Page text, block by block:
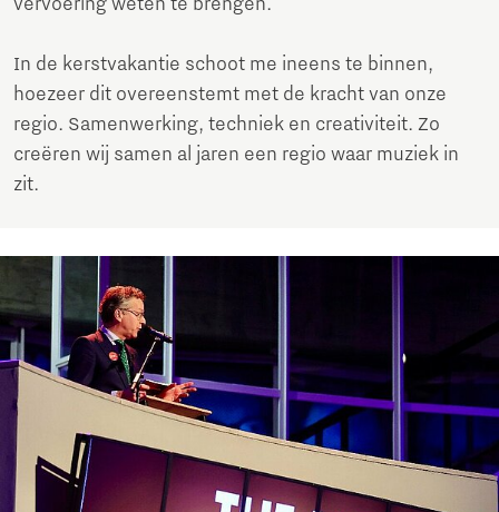
vervoering weten te brengen.
In de kerstvakantie schoot me ineens te binnen,
hoezeer dit overeenstemt met de kracht van onze
regio. Samenwerking, techniek en creativiteit. Zo
creëren wij samen al jaren een regio waar muziek in
zit.